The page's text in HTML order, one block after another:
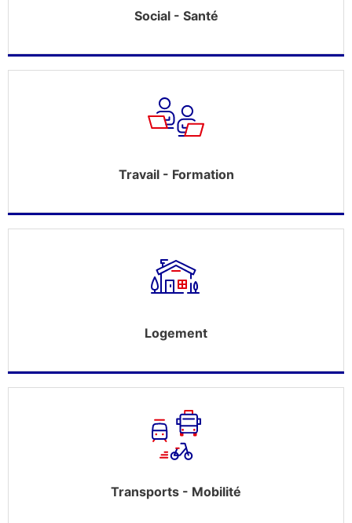
Social - Santé
Travail - Formation
Logement
Transports - Mobilité